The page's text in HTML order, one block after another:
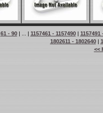
61 - 90| ... | 1157461 - 1157490| 1157491
1802611 - 1802640|
<<